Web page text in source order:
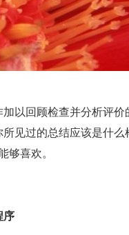
以回顾检查并分析评
见过的总结应该是什
够喜欢。
序